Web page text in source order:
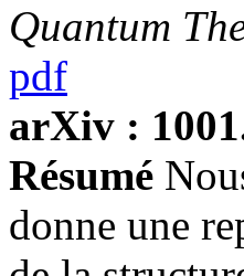
Quantum
pdf
arXiv :
Résumé
donne une